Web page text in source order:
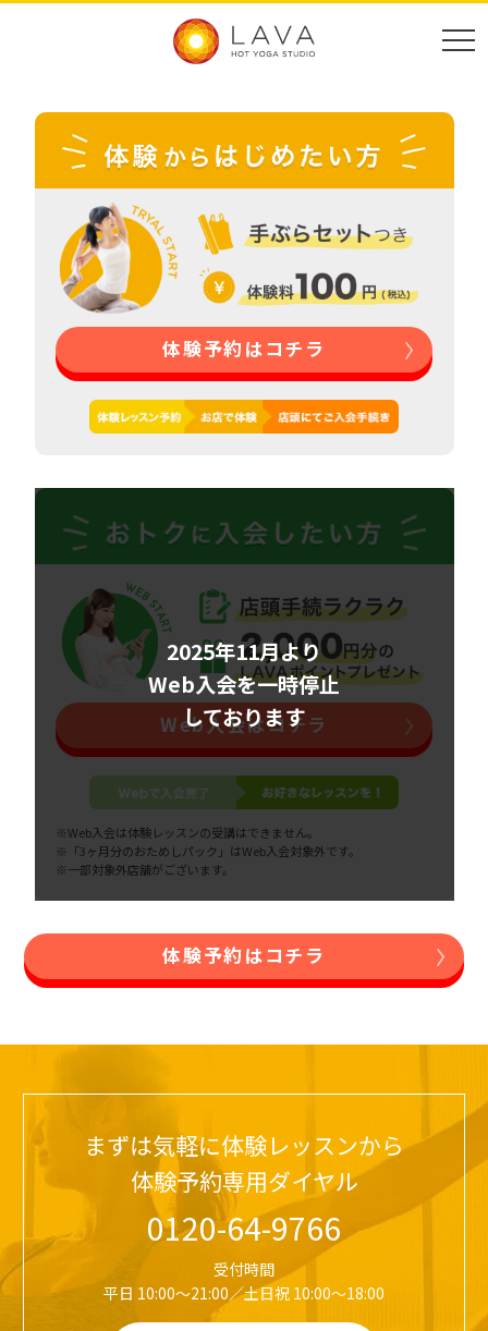
体験予約はコチラ
Web入会はコチラ
※Web入会は体験レッスンの受講はできません。
※「3ヶ月分のおためしパック」はWeb入会対象外です。
※一部対象外店舗がございます。
2025年11月より
Web入会を一時停止
しております
体験予約はコチラ
まずは気軽に体験レッスンから
体験予約専用ダイヤル
0120-64-9766
受付時間
平日 10:00～21:00／土日祝 10:00～18:00